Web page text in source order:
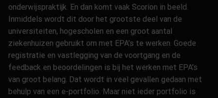
onderwijspraktijk. En dan komt vaak Scorion in beeld.
Inmiddels wordt dit door het grootste deel van de
universiteiten, hogescholen en een groot aantal
ziekenhuizen gebruikt om met EPA’s te werken. Goede
registratie en vastlegging van de voortgang en de
feedback en beoordelingen is bij het werken met EPA’s
van groot belang. Dat wordt in veel gevallen gedaan met
behulp van een e-portfolio. Maar niet ieder portfolio is